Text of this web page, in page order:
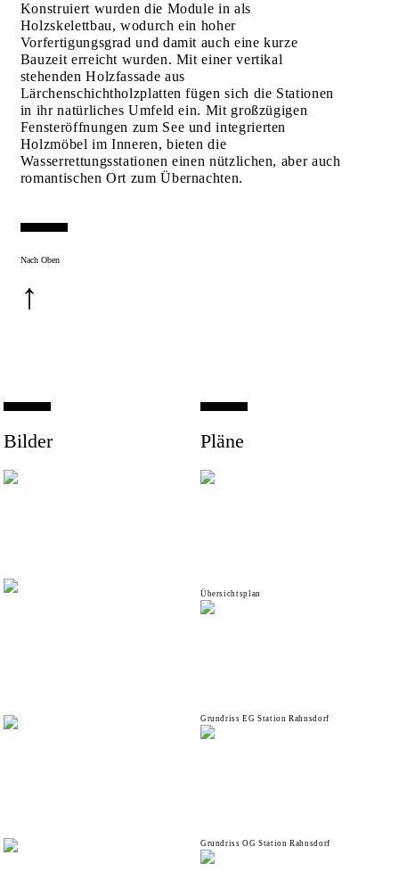
Konstruiert wurden die Module in als
Holzskelettbau, wodurch ein hoher
Vorfertigungsgrad und damit auch eine kurze
Bauzeit erreicht wurden. Mit einer vertikal
stehenden Holzfassade aus
Lärchenschichtholzplatten fügen sich die Stationen
in ihr natürliches Umfeld ein. Mit großzügigen
Fensteröffnungen zum See und integrierten
Holzmöbel im Inneren, bieten die
Wasserrettungsstationen einen nützlichen, aber auch
romantischen Ort zum Übernachten.
Nach Oben
↑
Bilder Pläne
Übersichtsplan
Grundriss EG Station Rahnsdorf
Grundriss OG Station Rahnsdorf